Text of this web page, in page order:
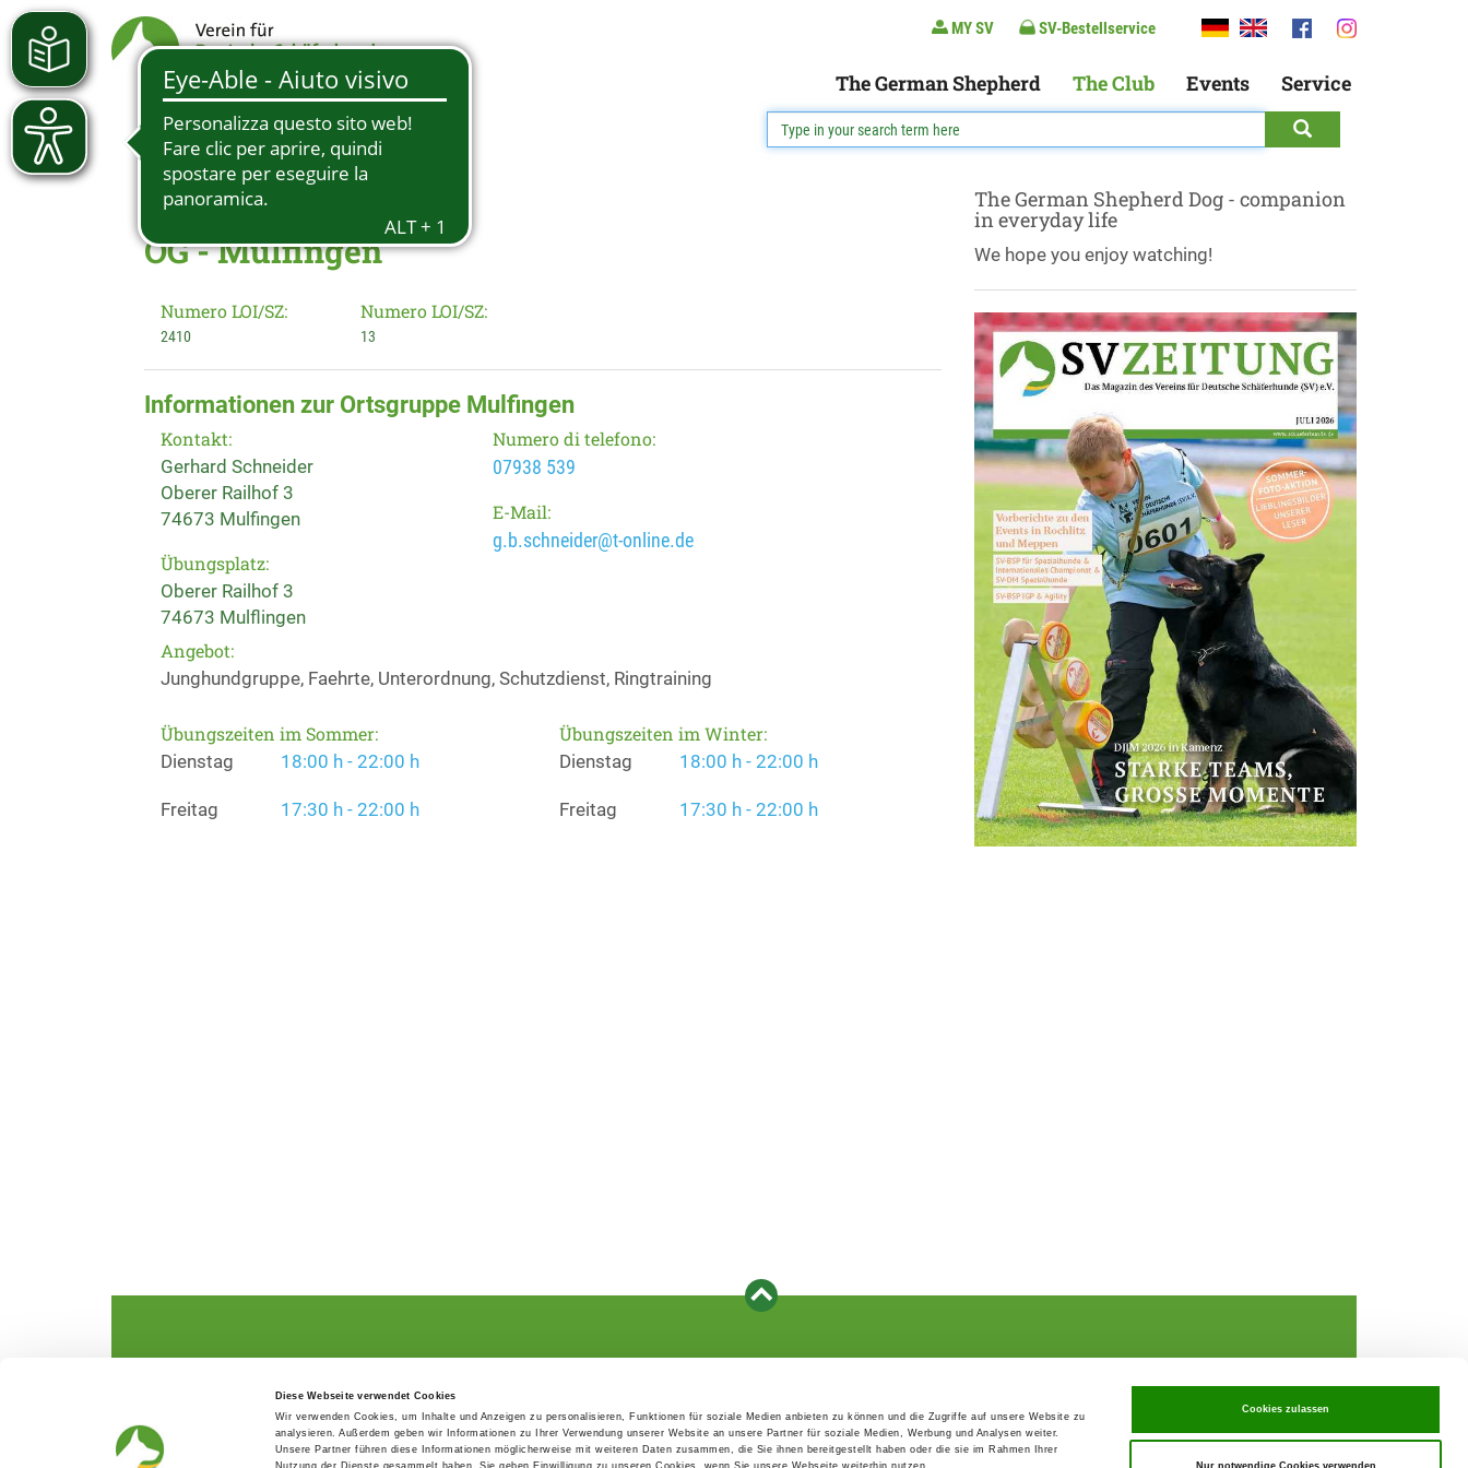
Diese Webseite verwendet Cookies
Wir verwenden Cookies, um Inhalte und Anzeigen zu personalisieren, Funktionen für soziale Medien anbieten zu können und die Zugriffe auf unsere Website zu
analysieren. Außerdem geben wir Informationen zu Ihrer Verwendung unserer Website an unsere Partner für soziale Medien, Werbung und Analysen weiter.
Unsere Partner führen diese Informationen möglicherweise mit weiteren Daten zusammen, die Sie ihnen bereitgestellt haben oder die sie im Rahmen Ihrer
Cookies zulassen
Nur notwendige Cookies verwenden
MY SV SV-Bestellservice
The German Shepherd The Club Events Service
OG - Mulfingen
Numero LOI/SZ:
2410
Numero LOI/SZ:
13
Informationen zur Ortsgruppe Mulfingen
Kontakt:
Gerhard Schneider
Oberer Railhof 3
74673 Mulfingen
Übungsplatz:
Oberer Railhof 3
74673 Mulflingen
Numero di telefono:
07938 539
E-Mail:
g.b.schneider@t-online.de
Angebot:
Junghundgruppe, Faehrte, Unterordnung, Schutzdienst, Ringtraining
Übungszeiten im Sommer:
Dienstag 18:00 h - 22:00 h
Freitag 17:30 h - 22:00 h
Übungszeiten im Winter:
Dienstag 18:00 h - 22:00 h
Freitag 17:30 h - 22:00 h
The German Shepherd Dog - companion
in everyday life
We hope you enjoy watching!
Everything about the breed
Breeding and upbringing
Helper and saviour
Structur
SV magazine
Local groups
Youth
Supra-regional events VDH/FCI
Events calender
Paymentsystem
Forms, information brochures,
directories